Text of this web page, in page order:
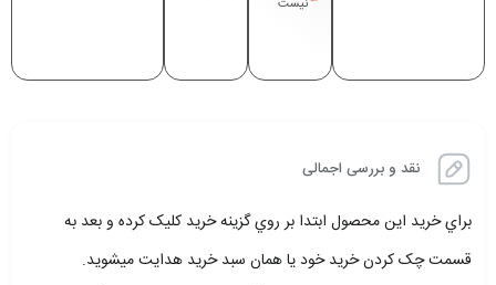
نیست
نقد و بررسی اجمالی
براي خريد اين محصول ابتدا بر روي گزينه خريد کليک کرده و بعد به
قسمت چک کردن خريد خود يا همان سبد خريد هدايت ميشويد.